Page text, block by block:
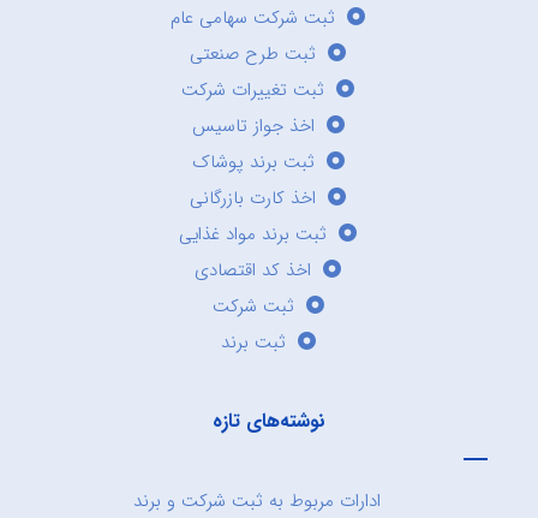
ثبت شرکت سهامی عام
ثبت طرح صنعتی
ثبت تغییرات شرکت
اخذ جواز تاسیس
ثبت برند پوشاک
اخذ کارت بازرگانی
ثبت برند مواد غذایی
اخذ کد اقتصادی
ثبت شرکت
ثبت برند
نوشته‌های تازه
ادارات مربوط به ثبت شرکت و برند